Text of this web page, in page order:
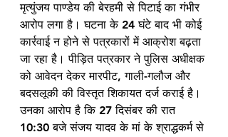
मृत्युंजय पाण्डेय की बेरहमी से पिटाई का गंभीर
आरोप लगा है। घटना के 24 घंटे बाद भी कोई
कार्रवाई न होने से पत्रकारों में आक्रोश बढ़ता
जा रहा है। पीड़ित पत्रकार ने पुलिस अधीक्षक
को आवेदन देकर मारपीट, गाली-गलौज और
बदसलूकी की विस्तृत शिकायत दर्ज कराई है।
उनका आरोप है कि 27 दिसंबर की रात
10:30 बजे संजय यादव के मां के श्राद्धकर्म से